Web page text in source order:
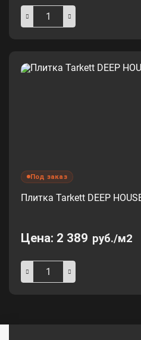
Под заказ
Плитка Tarkett DEEP
Цена: 2 389 руб./м2